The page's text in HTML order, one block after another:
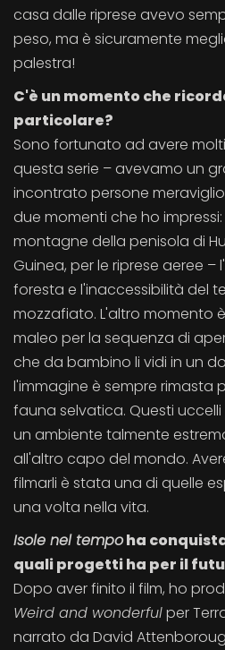
casa dalle riprese avevo
peso, ma è sicuramente
palestra!
C'è un momento che
particolare?
Sono fortunato ad avere
questa serie – avevamo un
incontrato persone
due momenti che ho
montagne della penisola di
Guinea, per le riprese aeree –
foresta e l'inaccessibilità del
mozzafiato. L'altro momento
maleo per la sequenza di
che da bambino li vidi in un
l'immagine è sempre rimasta
fauna selvatica. Questi
un ambiente talmente
all'altro capo del mondo.
filmarli è stata una di quelle
una volta nella vita.
Isole nel tempoha
quali progetti ha per il
Dopo aver finito il film, ho
Weird and wonderfulper
narrato da David